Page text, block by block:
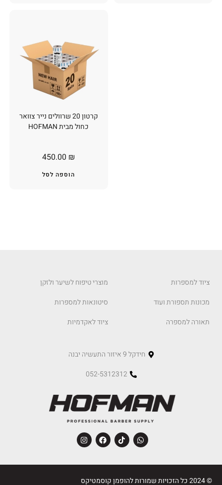
קרטון 20 שרוולים נייר צוואר
כחול מבית HOFMAN
450.00 ₪
הוספה לסל
ציוד למספרות
מכונות תספורת ועוד
תאורה למספרה
מוצרי טיפוח לשיער ולזקן
סיטונאות למספרות
ציוד לאקדמיות
חידקל 9 איזור התעשיה יבנה
052-5312312
© 2024 כל הזכויות שמורות להופמן קוסמטיקס